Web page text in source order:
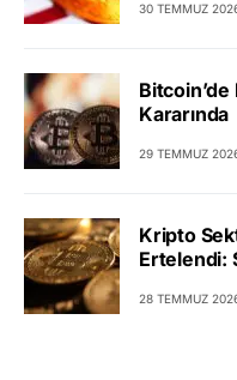
30 TEMMUZ
Kararında
29 TEMMUZ
Kripto
Ertelendi:
28 TEMMUZ